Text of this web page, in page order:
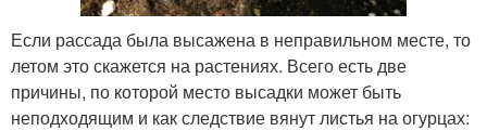
Если рассада была высажена в неправильном месте, то
летом это скажется на растениях. Всего есть две
причины, по которой место высадки может быть
неподходящим и как следствие вянут листья на огурцах: